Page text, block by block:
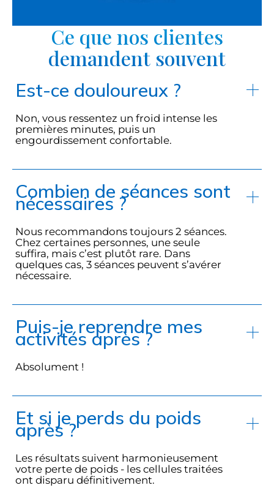
Ce que nos clientes
demandent souvent
Est-ce douloureux ?
Non, vous ressentez un froid intense les
premières minutes, puis un
engourdissement confortable.
Combien de séances sont
nécessaires ?
Nous recommandons toujours 2 séances.
Chez certaines personnes, une seule
suffira, mais c’est plutôt rare. Dans
quelques cas, 3 séances peuvent s’avérer
nécessaire.
Puis-je reprendre mes
activités après ?
Absolument !
Et si je perds du poids
après ?
Les résultats suivent harmonieusement
votre perte de poids - les cellules traitées
ont disparu définitivement.